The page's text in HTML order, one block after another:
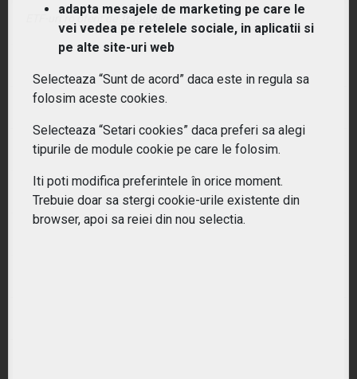
Ce este un ETF?
Pentru cine sunt potrivite ETF-urile?
Cum difera ETF-urile de fondurile mutuale?
Ce tipuri de ETF-uri exista?
ETF-uri.ro oferit de TradeVille
adapta mesajele de marketing pe care le
vei vedea pe retelele sociale, in aplicatii si
pe alte site-uri web
Selecteaza “Sunt de acord” daca este in regula sa
folosim aceste cookies.
Selecteaza “Setari cookies” daca preferi sa alegi
tipurile de module cookie pe care le folosim.
Iti poti modifica preferintele în orice moment.
Trebuie doar sa stergi cookie-urile existente din
browser, apoi sa reiei din nou selectia.